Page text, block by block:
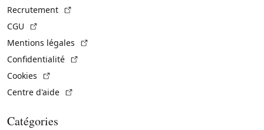
Recrutement
CGU
Mentions légales
Confidentialité
Cookies
Centre d'aide
Catégories